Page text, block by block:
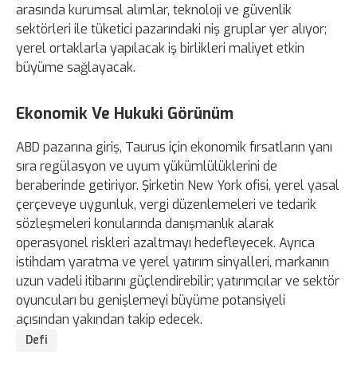
arasında kurumsal alımlar, teknoloji ve güvenlik
sektörleri ile tüketici pazarındaki niş gruplar yer alıyor;
yerel ortaklarla yapılacak iş birlikleri maliyet etkin
büyüme sağlayacak.
Ekonomik Ve Hukuki Görünüm
ABD pazarına giriş, Taurus için ekonomik fırsatların yanı
sıra regülasyon ve uyum yükümlülüklerini de
beraberinde getiriyor. Şirketin New York ofisi, yerel yasal
çerçeveye uygunluk, vergi düzenlemeleri ve tedarik
sözleşmeleri konularında danışmanlık alarak
operasyonel riskleri azaltmayı hedefleyecek. Ayrıca
istihdam yaratma ve yerel yatırım sinyalleri, markanın
uzun vadeli itibarını güçlendirebilir; yatırımcılar ve sektör
oyuncuları bu genişlemeyi büyüme potansiyeli
açısından yakından takip edecek.
Defi